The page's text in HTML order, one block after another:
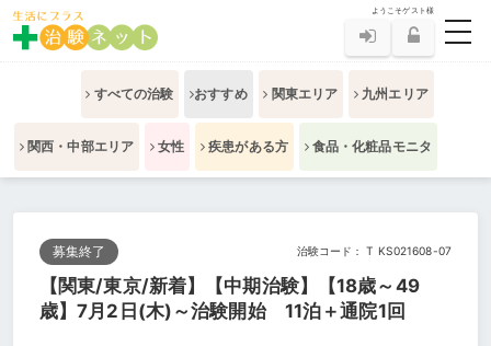
ようこそゲスト様
すべての治験 おすすめ 関東エリア 九州エリア
関西・中部エリア 女性 疾患がある方 食品・化粧品モニタ
募集終了 治験コード： T KS021608-07
【関東/東京/新着】【中期治験】【18歳～49
歳】7月2日(木)～治験開始 11泊＋通院1回